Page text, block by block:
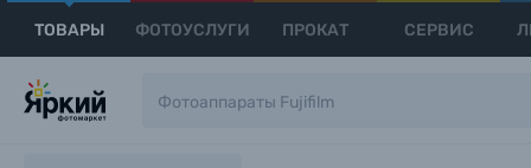
ТОВАРЫ ФОТОУСЛУГИ ПРОКАТ СЕРВИС